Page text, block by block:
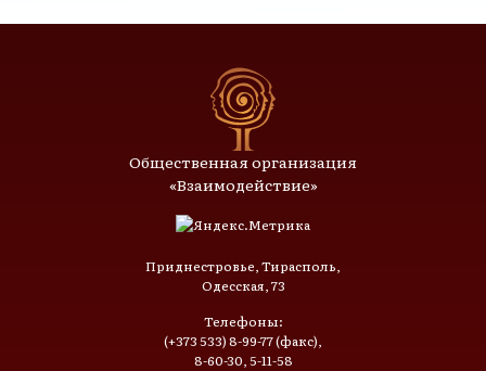
Общественная организация
«Взаимодействие»
Приднестровье, Тирасполь,
Одесская, 73
Телефоны:
(+373 533) 8-99-77 (факс),
8-60-30, 5-11-58